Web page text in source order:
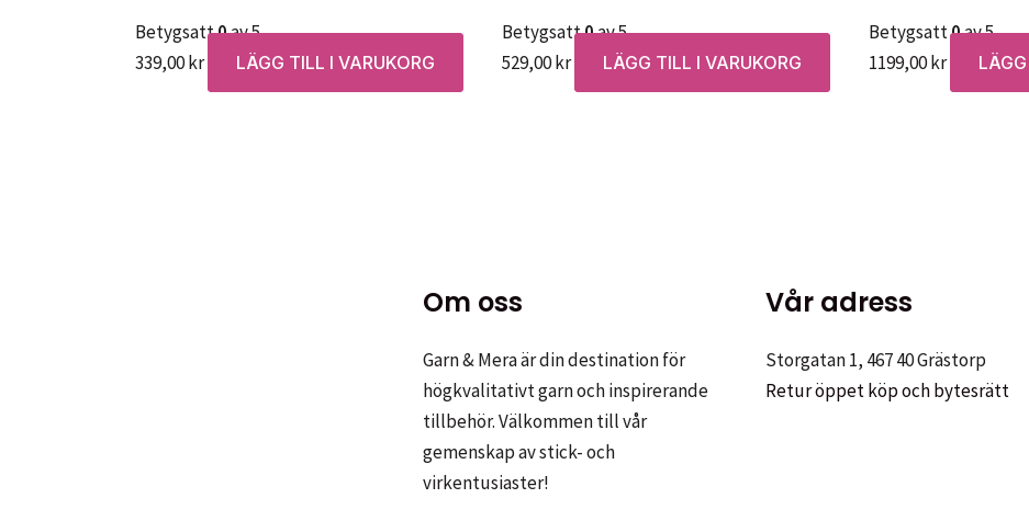
Betygsatt0av 5
339,00kr LÄGG TILL I VARUKORG
Betygsatt0av 5
529,00kr LÄGG TILL I VARUKORG
Betygsatt0av 5
1199,00kr
Om oss
Garn & Mera är din destination för
högkvalitativt garn och inspirerande
tillbehör. Välkommen till vår
gemenskap av stick- och
virkentusiaster!
Vår adress
Storgatan 1, 467 40 Grästorp
Retur öppet köp och bytesrätt